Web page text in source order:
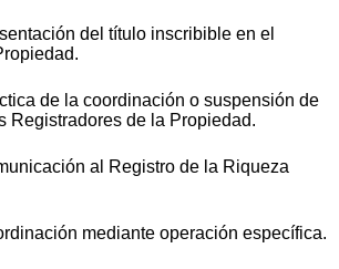
del título inscribible en el
de la coordinación o suspensión de
Registradores de la Propiedad.
al Registro de la Riqueza
mediante operación específica.